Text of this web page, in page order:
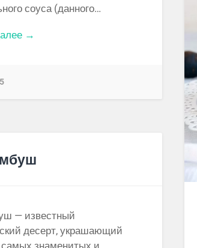
соуса (данного…
→
5
— известный
десерт, украшающий